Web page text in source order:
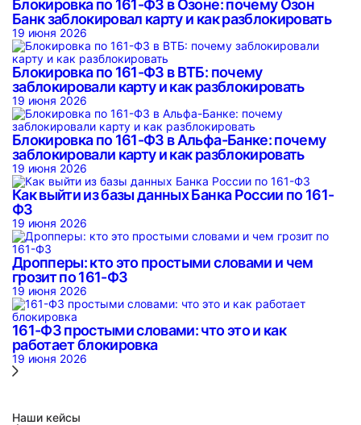
Блокировка по 161-ФЗ в Озоне: почему Озон
Банк заблокировал карту и как разблокировать
19 июня 2026
Блокировка по 161-ФЗ в ВТБ: почему
заблокировали карту и как разблокировать
19 июня 2026
Блокировка по 161-ФЗ в Альфа-Банке: почему
заблокировали карту и как разблокировать
19 июня 2026
Как выйти из базы данных Банка России по 161-
ФЗ
19 июня 2026
Дропперы: кто это простыми словами и чем
грозит по 161-ФЗ
19 июня 2026
161-ФЗ простыми словами: что это и как
работает блокировка
19 июня 2026
Наши кейсы